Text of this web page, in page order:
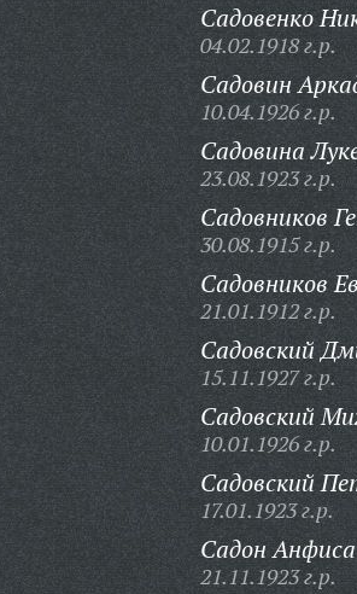
Садовенко
04.02.1918 г.р.
Садовин
10.04.1926 г.р.
Садовина
23.08.1923 г.р.
Садовников
30.08.1915 г.р.
Садовников
21.01.1912 г.р.
Садовский
15.11.1927 г.р.
Садовский
10.01.1926 г.р.
Садовский
17.01.1923 г.р.
Садон
21.11.1923 г.р.